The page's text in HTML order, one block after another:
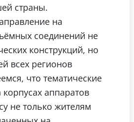
страны.
на
соединений не
конструкций, но
всех регионов
что тематические
аппаратов
не только жителям